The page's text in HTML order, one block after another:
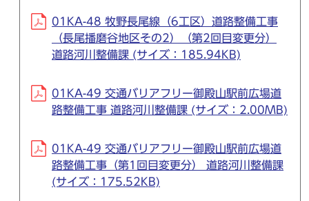
01KA-48 牧野長尾線（6工区）道路整備工事
（長尾播磨谷地区その2）（第2回目変更分）
道路河川整備課 (サイズ：185.94KB)
01KA-49 交通バリアフリー御殿山駅前広場道
路整備工事 道路河川整備課 (サイズ：2.00MB)
01KA-49 交通バリアフリー御殿山駅前広場道
路整備工事（第1回目変更分） 道路河川整備課
(サイズ：175.52KB)